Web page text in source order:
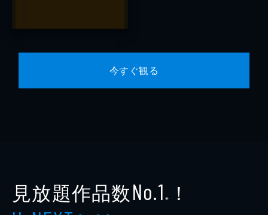
今すぐ観る
見放題作品数No.1 ※ ！